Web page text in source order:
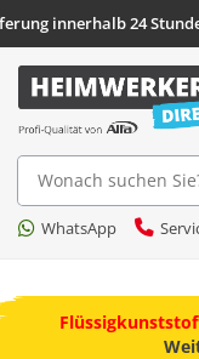
Lieferung innerhalb 24
Suche
WhatsApp